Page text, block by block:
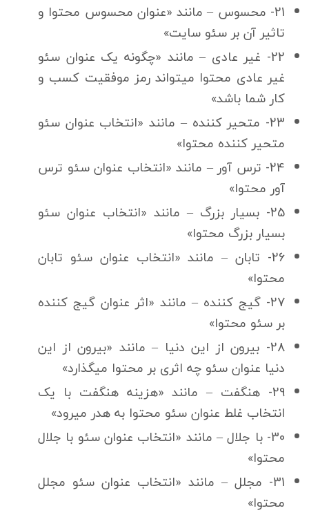
21- محسوس – مانند «عنوان محسوس محتوا و
تاثیر آن بر سئو سایت»
22- غیر عادی – مانند «چگونه یک عنوان سئو
غیر عادی محتوا میتواند رمز موفقیت کسب و
کار شما باشد»
23- متحیر كننده – مانند «انتخاب عنوان سئو
متحیر كننده محتوا»
24- ترس آور – مانند «انتخاب عنوان سئو ترس
آور محتوا»
25- بسیار بزرگ – مانند «انتخاب عنوان سئو
بسیار بزرگ محتوا»
26- تابان – مانند «انتخاب عنوان سئو تابان
محتوا»
27- گیج كننده – مانند «اثر عنوان گیج كننده
بر سئو محتوا»
28- بیرون از این دنیا – مانند «بیرون از این
دنیا عنوان سئو چه اثری بر محتوا میگذارد»
29- هنگفت – مانند «هزینه هنگفت با یک
انتخاب غلط عنوان سئو محتوا به هدر میرود»
30- با جلال – مانند «انتخاب عنوان سئو با جلال
محتوا»
31- مجلل – مانند «انتخاب عنوان سئو مجلل
محتوا»